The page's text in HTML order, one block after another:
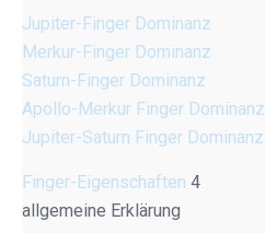
Jupiter-Finger Dominanz
Merkur-Finger Dominanz
Saturn-Finger Dominanz
Apollo-Merkur Finger Dominanz
Jupiter-Saturn Finger Dominanz
Finger-Eigenschaften 4
allgemeine Erklärung